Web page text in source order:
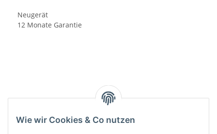
Wie wir Cookies & Co nutzen
Neugerät
12 Monate Garantie
Kategorien